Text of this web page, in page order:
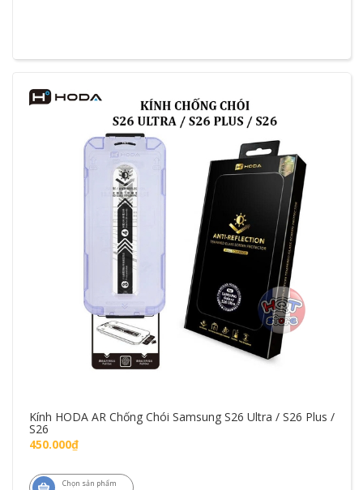
Kính HODA AR Chống Chói Samsung S26 Ultra / S26 Plus /
S26
450.000₫
Chọn sản phẩm